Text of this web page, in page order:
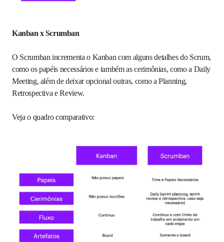
Kanban x Scrumban
O Scrumban incrementa o Kanban com alguns detalhes do Scrum,
como os papéis necessários e também as cerimônias, como a Daily
Meeting, além de deixar opcional outras, como a Planning,
Retrospectiva e Review.
Veja o quadro comparativo: